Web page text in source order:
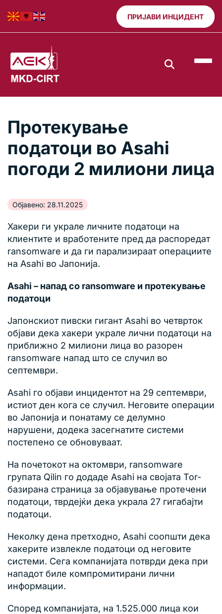
ПРИЈАВИ ИНЦИДЕНТ
Протекување
податоци во Asahi
погоди 2 милиони лица
Објавено: 28.11.2025
Хакери ги украле личните податоци на
клиентите и вработените пред да распоредат
ransomware и да ги парализираат операциите
на Asahi во Јапонија.
Asahi – напад со ransomware и протекување
податоци
Јапонскиот пивски гигант Asahi во четврток
објави дека хакери украле лични податоци на
приближно 2 милиони лица во разорен
ransomware напад што се случил во
септември.
Asahi го објави инцидентот на 29 септември,
истиот ден кога се случил. Неговите операции
во Јапонија и понатаму се делумно
нарушени, додека засегнатите системи
постепено се обновуваат.
На почетокот на октомври, ransomware
групата Qilin го додаде Asahi на својата Tor-
базирана страница за објавување протечени
податоци, тврдејќи дека украла 27 гигабајти
податоци.
Неколку дена претходно, Asahi соопшти дека
хакерите извлекле податоци од неговите
системи. Сега компанијата потврди дека при
нападот биле компромитирани лични
информации.
Според компанијата, на 1.525.000 лица кои